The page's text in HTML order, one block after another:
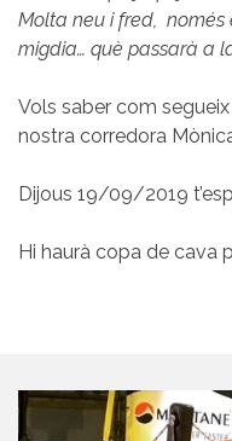
Molta neu i fred, només
migdia… què passarà a
Vols saber com segueix
nostra corredora
Dijous 19/09/2019
Hi haurà copa de cava